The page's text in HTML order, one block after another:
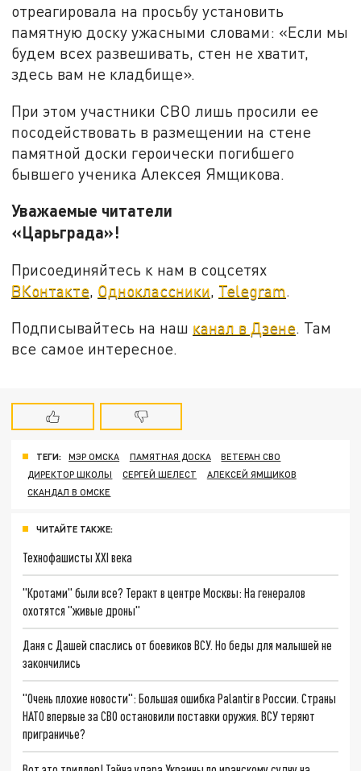
отреагировала на просьбу установить
памятную доску ужасными словами: «Если мы
будем всех развешивать, стен не хватит,
здесь вам не кладбище».
При этом участники СВО лишь просили ее
посодействовать в размещении на стене
памятной доски героически погибшего
бывшего ученика Алексея Ямщикова.
Уважаемые читатели
«Царьграда»!
Присоединяйтесь к нам в соцсетях
ВКонтакте, Одноклассники, Telegram.
Подписывайтесь на наш канал в Дзене. Там
все самое интересное.
ТЕГИ: МЭР ОМСКА ПАМЯТНАЯ ДОСКА
ВЕТЕРАН СВО
ДИРЕКТОР ШКОЛЫ
СЕРГЕЙ ШЕЛЕСТ
АЛЕКСЕЙ ЯМЩИКОВ
СКАНДАЛ В ОМСКЕ
ЧИТАЙТЕ ТАКЖЕ:
Технофашисты XXI века
"Кротами" были все? Теракт в центре Москвы: На генералов
охотятся "живые дроны"
Даня с Дашей спаслись от боевиков ВСУ. Но беды для малышей не
закончились
"Очень плохие новости": Большая ошибка Palantir в России. Страны
НАТО впервые за СВО остановили поставки оружия. ВСУ теряют
приграничье?